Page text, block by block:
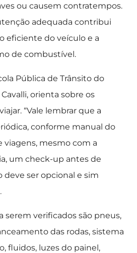
ou causem contratempos.
adequada contribui
eficiente do veículo e a
de combustível.
Pública de Trânsito do
orienta sobre os
“Vale lembrar que a
conforme manual do
viagens, mesmo com a
um check-up antes de
deve ser opcional e sim
serem verificados são pneus,
das rodas, sistema
fluidos, luzes do painel,